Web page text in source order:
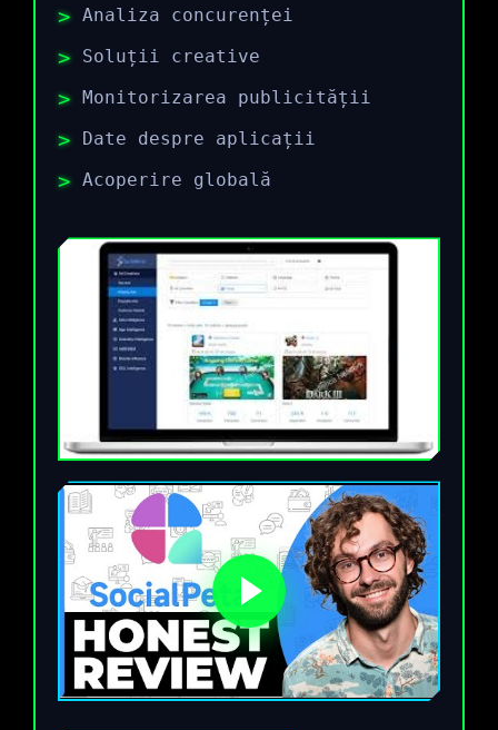
Analiza concurenței
Soluții creative
Monitorizarea publicității
Date despre aplicații
Acoperire globală